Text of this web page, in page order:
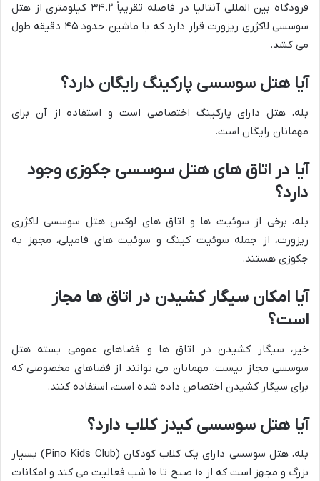
فرودگاه بین المللی آنتالیا در فاصله تقریباً ۳۴.۲ کیلومتری از هتل
سوسسی لاکژری ریزورت قرار دارد که با ماشین حدود ۴۵ دقیقه طول
می کشد.
آیا هتل سوسسی پارکینگ رایگان دارد؟
بله، هتل دارای پارکینگ اختصاصی است و استفاده از آن برای
مهمانان رایگان است.
آیا در اتاق های هتل سوسسی جکوزی وجود
دارد؟
بله، برخی از سوئیت ها و اتاق های لوکس هتل سوسسی لاکژری
ریزورت، از جمله سوئیت کینگ و سوئیت های فامیلی، مجهز به
جکوزی هستند.
آیا امکان سیگار کشیدن در اتاق ها مجاز
است؟
خیر، سیگار کشیدن در اتاق ها و فضاهای عمومی بسته هتل
سوسسی مجاز نیست. مهمانان می توانند از فضاهای مخصوصی که
برای سیگار کشیدن اختصاص داده شده است، استفاده کنند.
آیا هتل سوسسی کیدز کلاب دارد؟
بله، هتل سوسسی دارای یک کلاب کودکان (Pino Kids Club) بسیار
بزرگ و مجهز است که از ۱۰ صبح تا ۱۰ شب فعالیت می کند و امکانات